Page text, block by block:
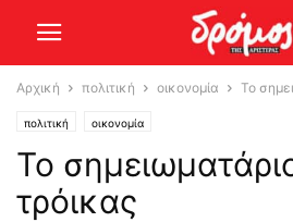
Αρχική πολιτική οικονομία Το
πολιτική οικονομία
Το
τρόικας